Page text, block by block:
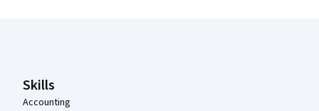
Skills
Accounting